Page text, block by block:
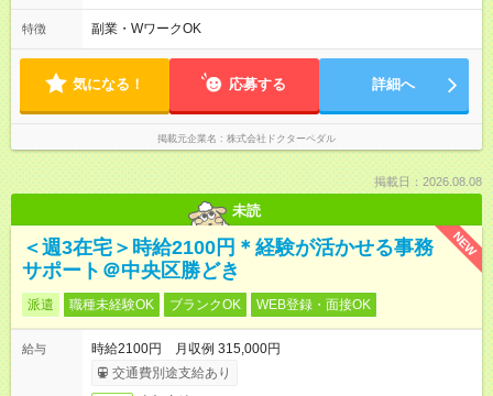
ト自由・自己申告 隙間時間に働けるお仕事！ ▼仕事がお休みの
日 ▼学校が終わった後 ▼子供が帰ってくるまで ▼手に職をつけ
ける環境です◎
特徴 副業・WワークOK
気になる！ 応募する 詳細へ
掲載元企業名 株式会社ドクターペダル
掲載日：2026.08.08
未読
NEW
＜週3在宅＞時給2100円＊経験が活かせる事務
サポート＠中央区勝どき
派遣 職種未経験OK ブランクOK WEB登録・面接OK
給与
時給2100円 月収例 315,000円
交通費別途支給あり